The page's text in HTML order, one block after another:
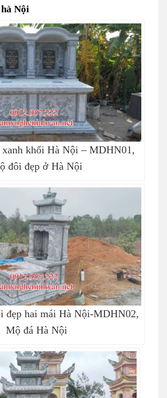
Nội
xanh khối Hà Nội – MDHN01,
đôi đẹp ở Hà Nội
đẹp hai mái Hà Nội-MDHN02,
Mộ đá Hà Nội